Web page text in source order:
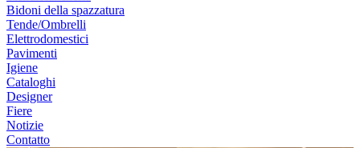
Bidoni della spazzatura
Tende/Ombrelli
Elettrodomestici
Pavimenti
Igiene
Cataloghi
Designer
Fiere
Notizie
Contatto